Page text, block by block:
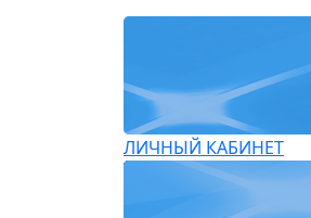
ЛИЧНЫЙ КАБИНЕТ